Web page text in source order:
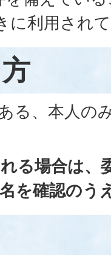
に利用され
る、本人の
る場合は、
を確認のう